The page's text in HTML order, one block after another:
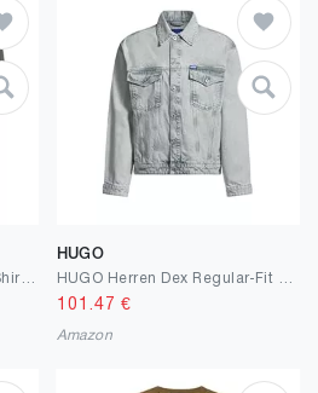
Jan Vanderstorm Herren T-Shirt Tandrup | Kurzarm, Rundhals | Reine Baumwolle | große Größen L-7XL
HUGO
101.47 €
Amazon